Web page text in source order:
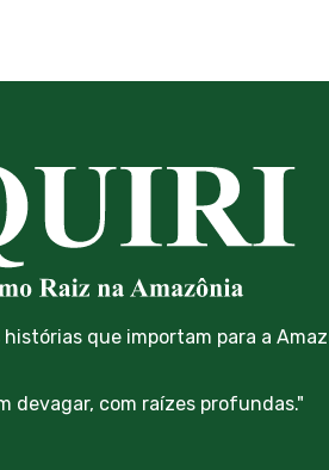
que importam para a
devagar, com raízes profundas."